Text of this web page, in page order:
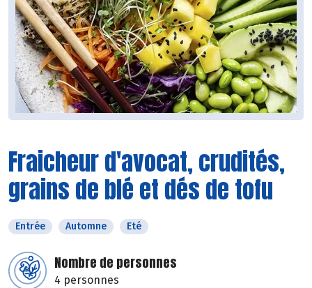
Fraicheur d'avocat, crudités,
grains de blé et dés de tofu
Entrée Automne Eté
Nombre de personnes
4 personnes